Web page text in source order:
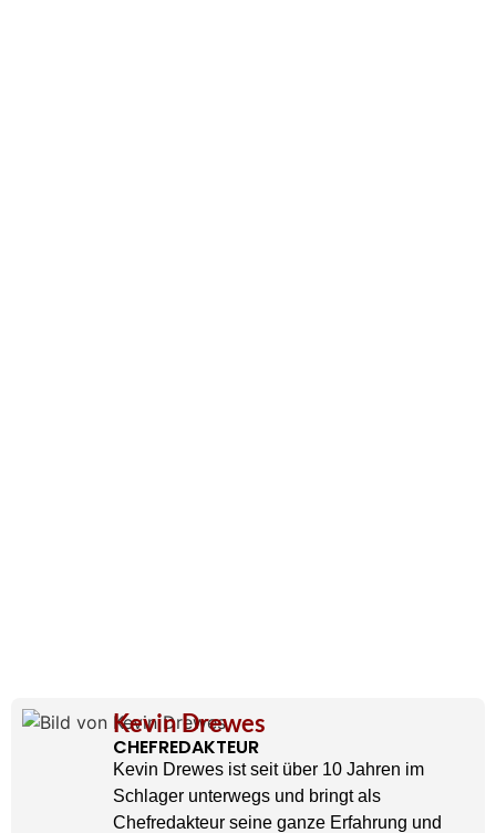
Kevin Drewes
CHEFREDAKTEUR
Kevin Drewes ist seit über 10 Jahren im
Schlager unterwegs und bringt als
Chefredakteur seine ganze Erfahrung und